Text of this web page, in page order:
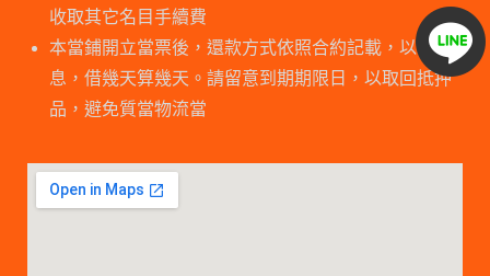
收取其它名目手續費
本當鋪開立當票後，還款方式依照合約記載，以日計
息，借幾天算幾天。請留意到期期限日，以取回抵押
品，避免質當物流當